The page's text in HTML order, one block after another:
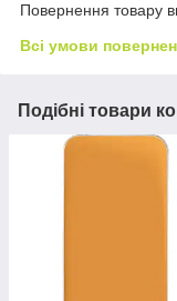
Повернення товару
Всі умови
Подібні товари